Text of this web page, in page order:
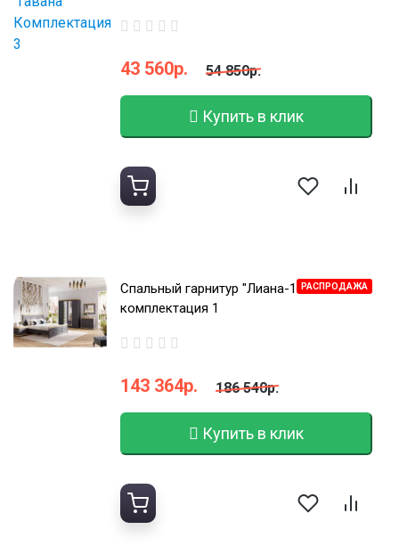
43 560р. 54 850р.
Купить в клик
РАСПРОДАЖА
Спальный гарнитур "Лиана-1"
комплектация 1
143 364р. 186 540р.
Купить в клик